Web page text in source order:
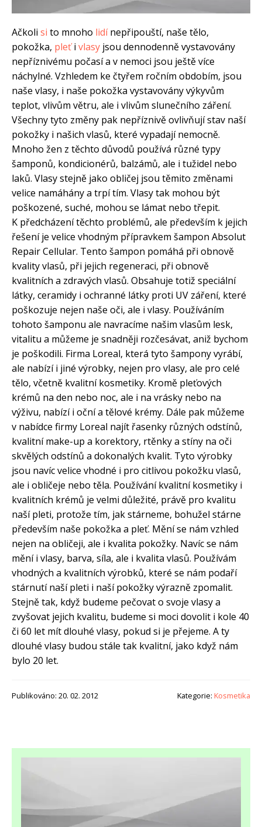
Ačkoli si to mnoho lidínepřipouští, naše tělo,
pokožka, pleťi vlasy jsou dennodenně vystavovány
nepříznivému počasí a v nemoci jsou ještě více
náchylné. Vzhledem ke čtyřem ročním obdobím, jsou
naše vlasy, i naše pokožka vystavovány výkyvům
teplot, vlivům větru, ale i vlivům slunečního záření.
Všechny tyto změny pak nepříznivě ovlivňují stav naší
pokožky i našich vlasů, které vypadají nemocně.
Mnoho žen z těchto důvodů používá různé typy
šamponů, kondicionérů, balzámů, ale i tužidel nebo
laků. Vlasy stejně jako obličej jsou těmito změnami
velice namáhány a trpí tím. Vlasy tak mohou být
poškozené, suché, mohou se lámat nebo třepit.
K předcházení těchto problémů, ale především k jejich
řešení je velice vhodným přípravkem šampon Absolut
Repair Cellular. Tento šampon pomáhá při obnově
kvality vlasů, při jejich regeneraci, při obnově
kvalitních a zdravých vlasů. Obsahuje totiž speciální
látky, ceramidy i ochranné látky proti UV záření, které
poškozuje nejen naše oči, ale i vlasy. Používáním
tohoto šamponu ale navracíme našim vlasům lesk,
vitalitu a můžeme je snadněji rozčesávat, aniž bychom
je poškodili. Firma Loreal, která tyto šampony vyrábí,
ale nabízí i jiné výrobky, nejen pro vlasy, ale pro celé
tělo, včetně kvalitní kosmetiky. Kromě pleťových
krémů na den nebo noc, ale i na vrásky nebo na
výživu, nabízí i oční a tělové krémy. Dále pak můžeme
v nabídce firmy Loreal najít řasenky různých odstínů,
kvalitní make-up a korektory, rtěnky a stíny na oči
skvělých odstínů a dokonalých kvalit. Tyto výrobky
jsou navíc velice vhodné i pro citlivou pokožku vlasů,
ale i obličeje nebo těla. Používání kvalitní kosmetiky i
kvalitních krémů je velmi důležité, právě pro kvalitu
naší pleti, protože tím, jak stárneme, bohužel stárne
především naše pokožka a pleť. Mění se nám vzhled
nejen na obličeji, ale i kvalita pokožky. Navíc se nám
mění i vlasy, barva, síla, ale i kvalita vlasů. Používám
vhodných a kvalitních výrobků, které se nám podaří
stárnutí naší pleti i naší pokožky výrazně zpomalit.
Stejně tak, když budeme pečovat o svoje vlasy a
zvyšovat jejich kvalitu, budeme si moci dovolit i kole 40
či 60 let mít dlouhé vlasy, pokud si je přejeme. A ty
dlouhé vlasy budou stále tak kvalitní, jako když nám
bylo 20 let.
Publikováno: 20. 02. 2012 Kategorie: Kosmetika